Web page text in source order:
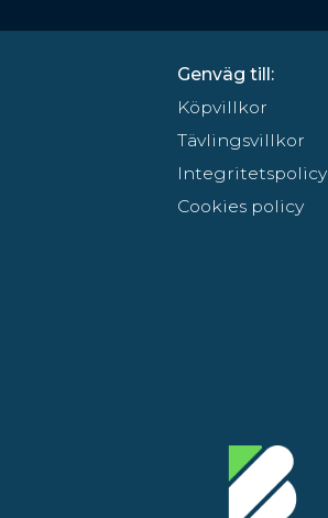
Genväg till:
Köpvillkor
Tävlingsvillkor
Integritetspolicy
Cookies policy